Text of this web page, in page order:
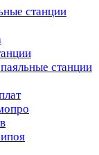
станции
станции